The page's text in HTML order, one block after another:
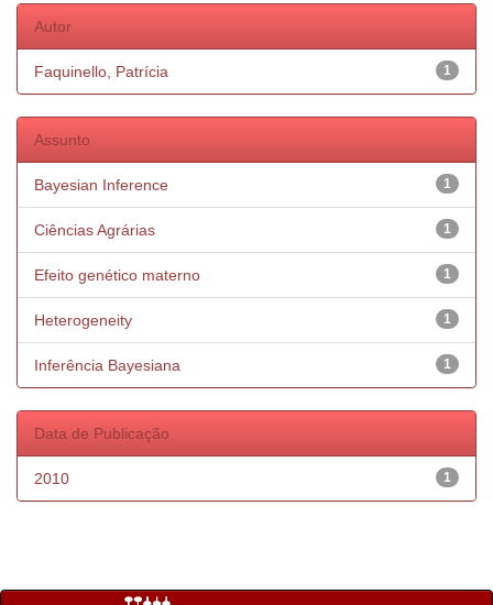
Autor
1
Faquinello, Patrícia
Assunto
1
Bayesian Inference
1
Ciências Agrárias
1
Efeito genético materno
1
Heterogeneity
1
Inferência Bayesiana
Data de Publicação
1
2010